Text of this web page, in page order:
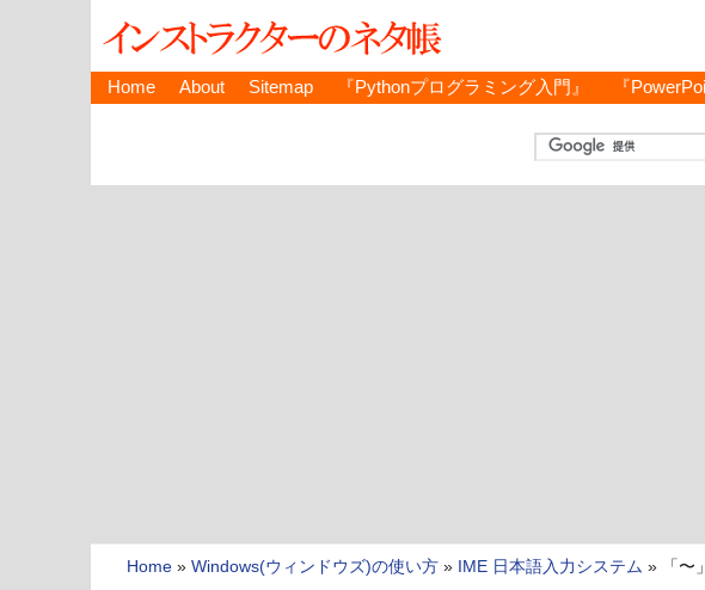
Home About Sitemap 『Pythonプログラミング入門』 『
Home » Windows(ウィンドウズ)の使い方 » IME 日本語入力システム » 「